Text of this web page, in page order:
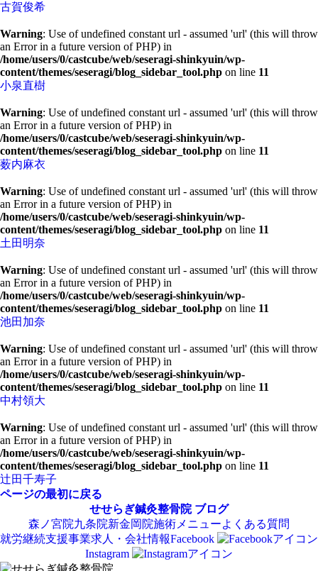
古賀俊希
Warning: Use of undefined constant url - assumed 'url' (this will throw
an Error in a future version of PHP) in
/home/users/0/castcube/web/seseragi-shinkyuin/wp-
content/themes/seseragi/blog_sidebar_tool.php on line 11
小泉直樹
Warning: Use of undefined constant url - assumed 'url' (this will throw
an Error in a future version of PHP) in
/home/users/0/castcube/web/seseragi-shinkyuin/wp-
content/themes/seseragi/blog_sidebar_tool.php on line 11
薮内麻衣
Warning: Use of undefined constant url - assumed 'url' (this will throw
an Error in a future version of PHP) in
/home/users/0/castcube/web/seseragi-shinkyuin/wp-
content/themes/seseragi/blog_sidebar_tool.php on line 11
土田明奈
Warning: Use of undefined constant url - assumed 'url' (this will throw
an Error in a future version of PHP) in
/home/users/0/castcube/web/seseragi-shinkyuin/wp-
content/themes/seseragi/blog_sidebar_tool.php on line 11
池田加奈
Warning: Use of undefined constant url - assumed 'url' (this will throw
an Error in a future version of PHP) in
/home/users/0/castcube/web/seseragi-shinkyuin/wp-
content/themes/seseragi/blog_sidebar_tool.php on line 11
中村領大
Warning: Use of undefined constant url - assumed 'url' (this will throw
an Error in a future version of PHP) in
/home/users/0/castcube/web/seseragi-shinkyuin/wp-
content/themes/seseragi/blog_sidebar_tool.php on line 11
辻田千寿子
ページの最初に戻る
せせらぎ鍼灸整骨院 ブログ
森ノ宮院九条院新金岡院施術メニューよくある質問
就労継続支援事業求人・会社情報Facebook
Instagram